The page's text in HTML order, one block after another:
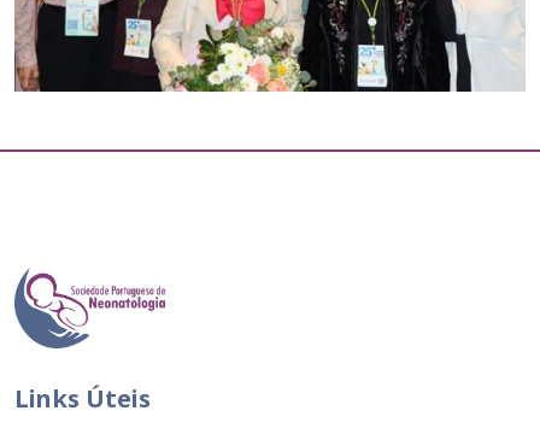
Links Úteis